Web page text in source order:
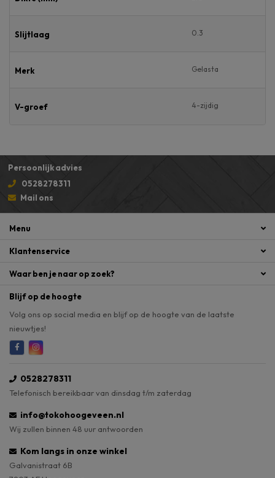
Slijtlaag 0.3
Merk Gelasta
V-groef 4-zijdig
Persoonlijk advies
0528278311
Mail ons
Menu
Klantenservice
Waar ben je naar op zoek?
Blijf op de hoogte
Volg ons op social media en blijf op de hoogte van de laatste
nieuwtjes!
0528278311
Telefonisch bereikbaar van dinsdag t/m zaterdag
info@tokohoogeveen.nl
Wij zullen binnen 48 uur antwoorden
Kom langs in onze winkel
Galvanistraat 6B